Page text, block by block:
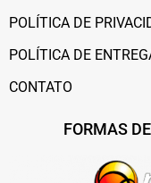
POLÍTICA DE
POLÍTICA DE
CONTATO
FORMAS